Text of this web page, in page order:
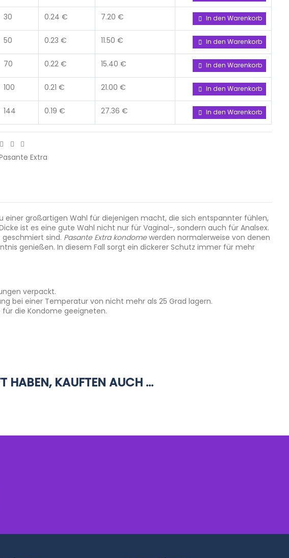
30 0.24 € 7.20 € In den Warenkorb
50 0.23 € 11.50 € In den Warenkorb
70 0.22 € 15.40 € In den Warenkorb
100 0.21 € 21.00 € In den Warenkorb
144 0.19 € 27.36 € In den Warenkorb
Extra
einer großartigen Wahl für diejenigen macht, die sich entspannter fühlen,
ist es eine gute Wahl nicht nur für Vaginal-, sondern auch für Analsex.
sind. Pasante Extra kondomewerden normalerweise von denen
genießen. In diesem Fall sorgt ein dickerer Schutz immer für mehr
verpackt.
bei einer Temperatur von nicht mehr als 25 Grad lagern.
die Kondome geeigneten.
0.09 mm
Union.
Österreich & ganz Europäische Union
HABEN, KAUFTEN AUCH ...